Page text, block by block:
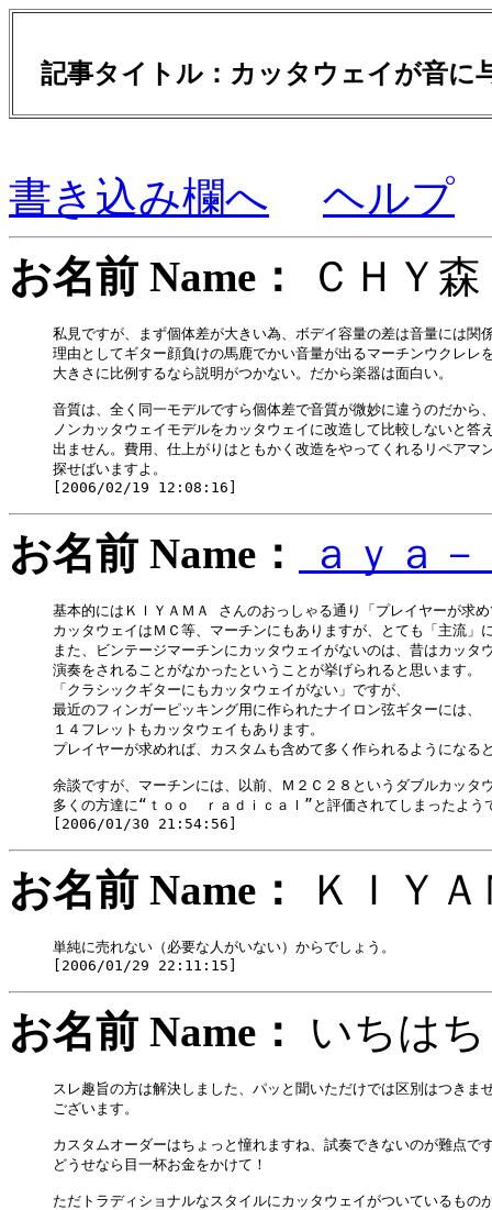
記事タイトル：カッタウェイが音
書き込み欄へ
ヘルプ
お名前 Name：
ＣＨ
私見ですが、まず個体差が大きい為、ボデイ容量の差は音量には関
理由としてギター顔負けの馬鹿でかい音量が出るマーチンウクレレ
大きさに比例するなら説明がつかない。だから楽器は面白い
音質は、全く同一モデルですら個体差で音質が微妙に違うのだから
ノンカッタウェイモデルをカッタウェイに改造して比較しないと答
出ません。費用、仕上がりはともかく改造をやってくれるリペアマ
探せばいますよ。
お名前 Name： ａｙａ
基本的にはＫＩＹＡＭＡ さんのおっしゃる通り「プレイヤーが求
カッタウェイはＭＣ等、マーチンにもありますが、とても「主流」
また、ビンテージマーチンにカッタウェイがないのは、昔はカッタ
演奏をされることがなかったということが挙げられると思います。
「クラシックギターにもカッタウェイがない」ですが、
最近のフィンガーピッキング用に作られたナイロン弦ギターには、
１４フレットもカッタウェイもあります。
プレイヤーが求めれば、カスタムも含めて多く作られるようになる
余談ですが、マーチンには、以前、Ｍ２Ｃ２８というダブルカッタ
多くの方達に“ｔｏｏ　ｒａｄｉｃａｌ”と評価されてしまったよう
お名前 Name： ＫＩ
単純に売れない（必要な人がいない）からでしょう。
お名前 Name： いち
スレ趣旨の方は解決しました、パッと聞いただけでは区別はつきま
ございます。
カスタムオーダーはちょっと憧れますね、試奏できないのが難点で
どうせなら目一杯お金をかけて！
ただトラディショナルなスタイルにカッタウェイがついているも